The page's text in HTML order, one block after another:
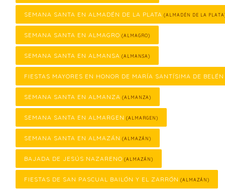
SEMANA SANTA EN ALMADÉN DE LA PLATA (ALMADÉN DE LA
SEMANA SANTA EN ALMAGRO (ALMAGRO)
SEMANA SANTA EN ALMANSA (ALMANSA)
FIESTAS MAYORES EN HONOR DE MARÍA SANTÍSIMA DE BELÉN
SEMANA SANTA EN ALMANZA (ALMANZA)
SEMANA SANTA EN ALMARGEN (ALMARGEN)
SEMANA SANTA EN ALMAZÁN (ALMAZÁN)
BAJADA DE JESÚS NAZARENO (ALMAZÁN)
FIESTAS DE SAN PASCUAL BAILÓN Y EL ZARRÓN (ALMAZÁN)